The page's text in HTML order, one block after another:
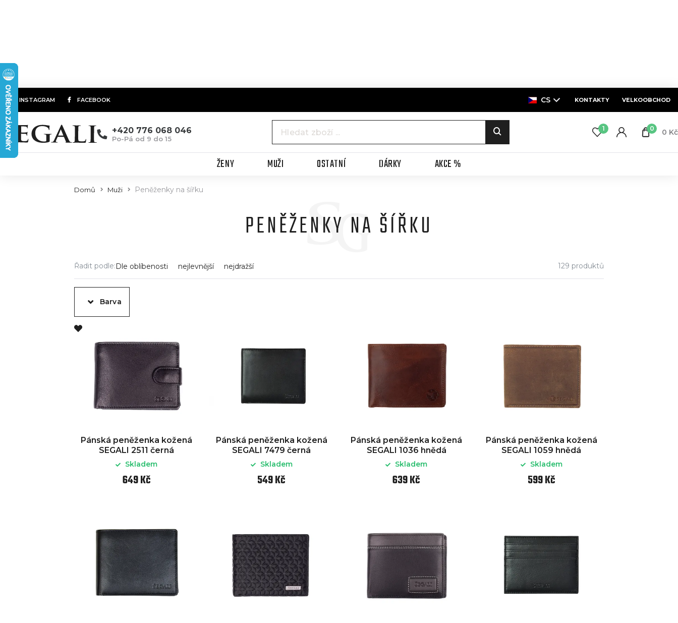
INSTAGRAM FACEBOOK CS KONTAKTY VELKOOBCHOD
+420 776 068 046
Po-Pá od 9 do 15
1 0 0 Kč
ŽENY MUŽI OSTATNÍ DÁRKY AKCE %
Domů Muži Peněženky na šířku
PENĚŽENKY NA ŠÍŘKU
Řadit podle:Dle oblíbenosti nejlevnější nejdražší 129 produktů
Barva
Pánská peněženka kožená
SEGALI 2511 černá
Skladem
649 Kč
Pánská peněženka kožená
SEGALI 7479 černá
Skladem
549 Kč
Pánská peněženka kožená
SEGALI 1036 hnědá
Skladem
639 Kč
Pánská peněženka kožená
SEGALI 1059 hnědá
Skladem
599 Kč